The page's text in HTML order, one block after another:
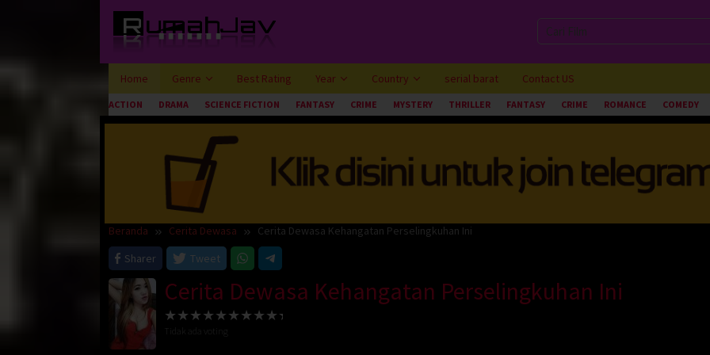
Home Genre Best Rating Year Country serial barat Contact US
ACTION DRAMA SCIENCE FICTION FANTASY CRIME MYSTERY THRILLER FANTASY CRIME ROMANCE COMEDY
Beranda Cerita Dewasa
Cerita Dewasa Kehangatan Perselingkuhan Ini
Sharer
Tweet
Cerita Dewasa Kehangatan Perselingkuhan Ini
Tidak ada voting